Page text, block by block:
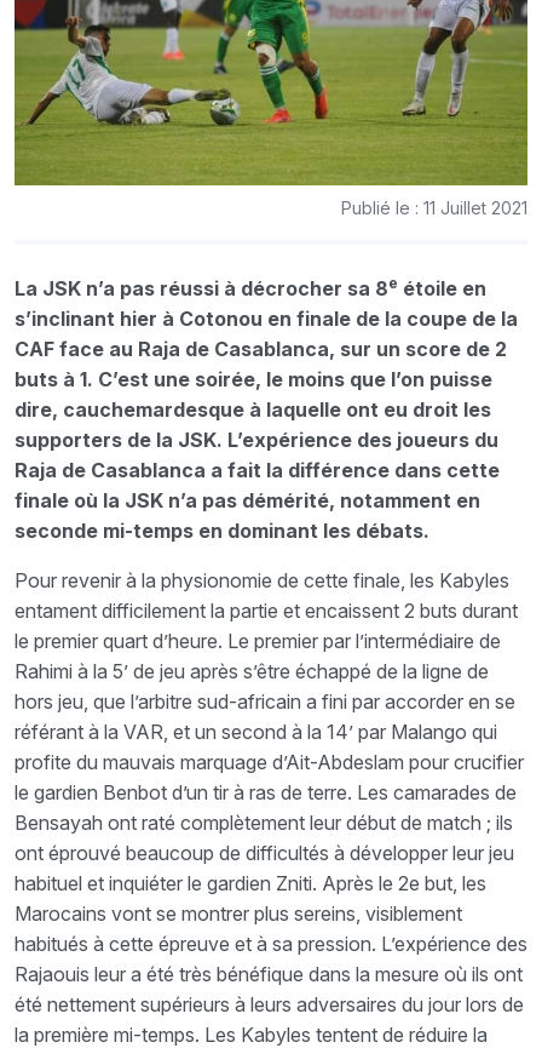
Publié le : 11 Juillet 2021
La JSK n’a pas réussi à décrocher sa 8e étoile en
s’inclinant hier à Cotonou en finale de la coupe de la
CAF face au Raja de Casablanca, sur un score de 2
buts à 1. C’est une soirée, le moins que l’on puisse
dire, cauchemardesque à laquelle ont eu droit les
supporters de la JSK. L’expérience des joueurs du
Raja de Casablanca a fait la différence dans cette
finale où la JSK n’a pas démérité, notamment en
seconde mi-temps en dominant les débats.
Pour revenir à la physionomie de cette finale, les Kabyles
entament difficilement la partie et encaissent 2 buts durant
le premier quart d’heure. Le premier par l’intermédiaire de
Rahimi à la 5’ de jeu après s’être échappé de la ligne de
hors jeu, que l’arbitre sud-africain a fini par accorder en se
référant à la VAR, et un second à la 14’ par Malango qui
profite du mauvais marquage d’Ait-Abdeslam pour crucifier
le gardien Benbot d’un tir à ras de terre. Les camarades de
Bensayah ont raté complètement leur début de match ; ils
ont éprouvé beaucoup de difficultés à développer leur jeu
habituel et inquiéter le gardien Zniti. Après le 2e but, les
Marocains vont se montrer plus sereins, visiblement
habitués à cette épreuve et à sa pression. L’expérience des
Rajaouis leur a été très bénéfique dans la mesure où ils ont
été nettement supérieurs à leurs adversaires du jour lors de
la première mi-temps. Les Kabyles tentent de réduire la